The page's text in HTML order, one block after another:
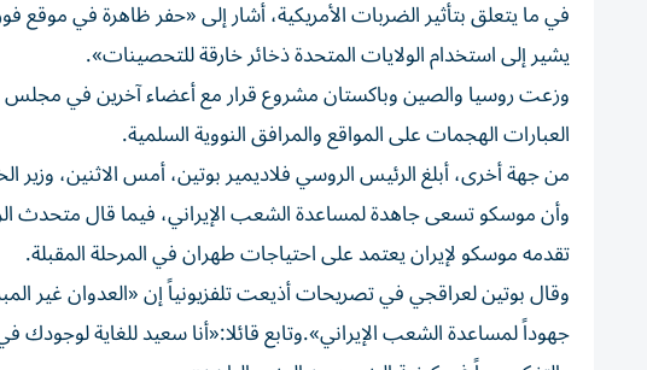
يشير إلى استخدام الولايات المتحدة ذخائر خارقة للتحصينات».
وزعت روسيا والصين وباكستان مشروع قرار مع أعضاء آخرين في مجلس
العبارات الهجمات على المواقع والمرافق النووية السلمية.
من جهة أخرى، أبلغ الرئيس الروسي فلاديمير بوتين، أمس الاثنين، وزير
وأن موسكو تسعى جاهدة لمساعدة الشعب الإيراني، فيما قال متحدث
تقدمه موسكو لإيران يعتمد على احتياجات طهران في المرحلة المقبلة.
وقال بوتين لعراقجي في تصريحات أذيعت تلفزيونياً إن «العدوان غير
جهوداً لمساعدة الشعب الإيراني».وتابع قائلا:«أنا سعيد للغاية